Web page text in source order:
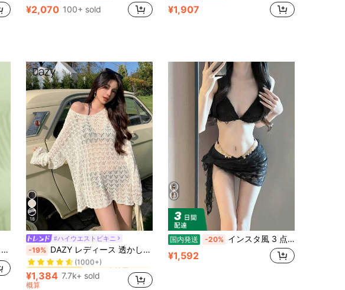
¥2,070 100+ sold ¥1,907
18
#ハイウエストビキニ
-19% DAZY レディース 透かし編み ドロップショルダー カバーアップ 夏 シアー バケーション ビーチ
#1 ベストセラー
(1000+)
#1 ベストセラー
(1000+)
#1 ベストセラー
(1000+)
#1 ベストセラー
シアー 女性用のカバーアップ
¥1,384 7.7k+ sold
概算
国内発送 -20% インスタ風 3 点セットビキニ 水着 レディース レディース スリムデザイン 甘めセクシー ギャル系 ピュア欲しい雰囲気 ビーチ・海辺・温泉リゾート
¥1,592